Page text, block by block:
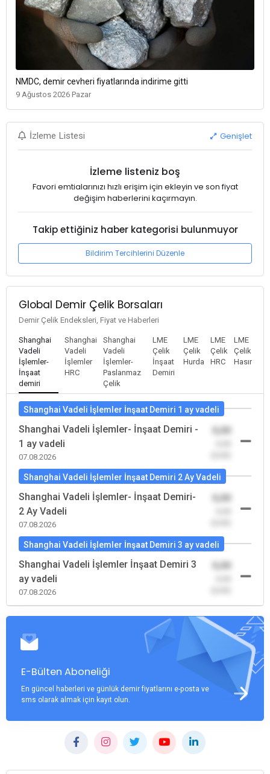
NMDC, demir cevheri fiyatlarında indirime gitti
9 Ağustos 2026 Pazar
İzleme Listesi Genişlet
İzleme listeniz boş
Favori emtialarınızı hızlı erişim için ekleyin ve son fiyat
değişim haberlerini kaçırmayın.
Takip ettiğiniz haber kategorisi bulunmuyor
Bildirim Tercihlerini Düzenle
Global Demir Çelik Borsaları
Demir Çelik Endeksleri, Fiyat ve Haberleri
Shanghai
Vadeli
İşlemler-
İnşaat
demiri
Shanghai
Vadeli
İşlemler
HRC
Shanghai
Vadeli
İşlemler-
Paslanmaz
Çelik
LME
Çelik
İnşaat
Demiri
LME
Çelik
Hurda
LME
Çelik
HRC
LME
Çelik
Hasır
Shanghai Vadeli İşlemler İnşaat Demiri 1 ay vadeli
Shanghai Vadeli İşlemler- İnşaat Demiri -
1 ay vadeli
07.08.2026
0,00
Shanghai Vadeli İşlemler İnşaat Demiri 2 Ay Vadeli
Shanghai Vadeli İşlemler- İnşaat Demiri-
2 Ay Vadeli
07.08.2026
0,00
Shanghai Vadeli İşlemler İnşaat Demiri 3 ay vadeli
Shanghai Vadeli İşlemler İnşaat Demiri 3
ay vadeli
07.08.2026
0,00
E-Bülten Aboneliği
En güncel haberleri ve günlük demir fiyatlarını e-posta ve
sms olarak almak için kayıt olun.